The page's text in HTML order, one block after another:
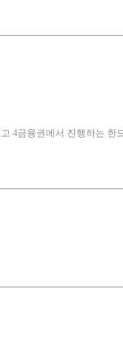
4금융권에서 진행하는